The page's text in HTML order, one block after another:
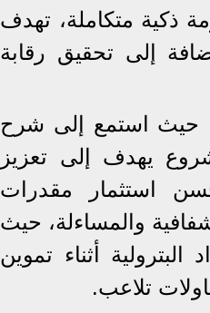
ذكية متكاملة، تهدف
إلى تحقيق رقابة
حيث استمع إلى شرح
يهدف إلى تعزيز
استثمار مقدرات
والمساءلة، حيث
أثناء تموين
تلاعب.